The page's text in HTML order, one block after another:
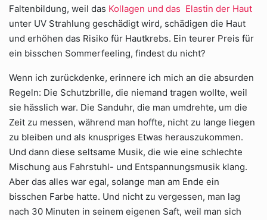
Faltenbildung, weil das Kollagen und das Elastin der Haut
unter UV Strahlung geschädigt wird, schädigen die Haut
und erhöhen das Risiko für Hautkrebs. Ein teurer Preis für
ein bisschen Sommerfeeling, findest du nicht?
Wenn ich zurückdenke, erinnere ich mich an die absurden
Regeln: Die Schutzbrille, die niemand tragen wollte, weil
sie hässlich war. Die Sanduhr, die man umdrehte, um die
Zeit zu messen, während man hoffte, nicht zu lange liegen
zu bleiben und als knuspriges Etwas herauszukommen.
Und dann diese seltsame Musik, die wie eine schlechte
Mischung aus Fahrstuhl- und Entspannungsmusik klang.
Aber das alles war egal, solange man am Ende ein
bisschen Farbe hatte. Und nicht zu vergessen, man lag
nach 30 Minuten in seinem eigenen Saft, weil man sich